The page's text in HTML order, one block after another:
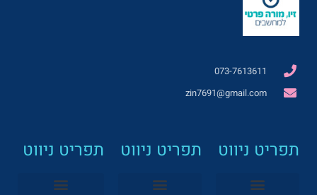
073-7613611
zin7691@gmail.com
תפריט ניווט תפריט ניווט תפריט ניווט